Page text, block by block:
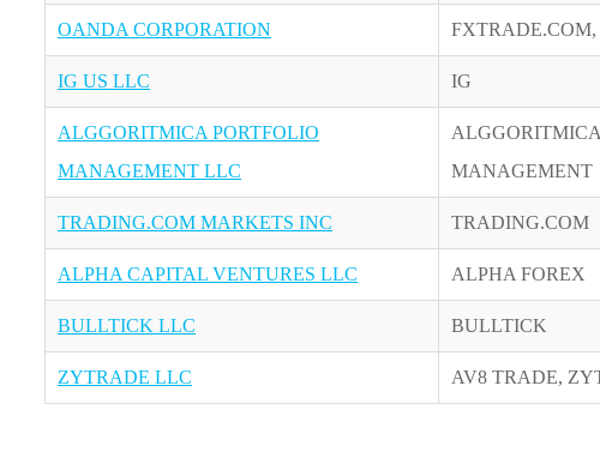
OANDA CORPORATION
IG US LLC IG
ALGGORITMICA PORTFOLIO
MANAGEMENT LLC
MANAGEMENT
TRADING.COM MARKETS INC TRADING.COM
ALPHA CAPITAL VENTURES LLC ALPHA FOREX
BULLTICK LLC BULLTICK
ZYTRADE LLC AV8 TRADE,